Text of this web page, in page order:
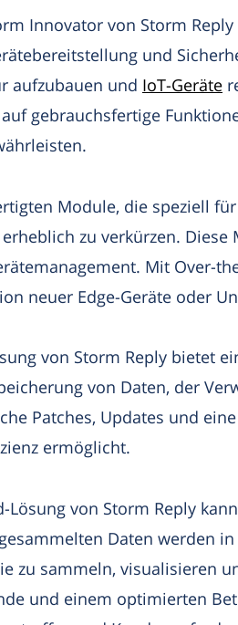
Innovator von Storm
und
aufzubauen und IoT-Geräte
auf gebrauchsfertige
Module, die speziell
zu verkürzen.
Mit Over-
neuer Edge-Geräte oder
von Storm Reply bietet
von Daten, der
Patches, Updates und
ermöglicht.
Lösung von Storm Reply
Daten werden
zu sammeln, visualisieren
und einem optimierten